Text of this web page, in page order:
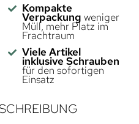
Kompakte
Verpackung weniger
Müll, mehr Platz im
Frachtraum
Viele Artikel
inklusive Schrauben
für den sofortigen
Einsatz